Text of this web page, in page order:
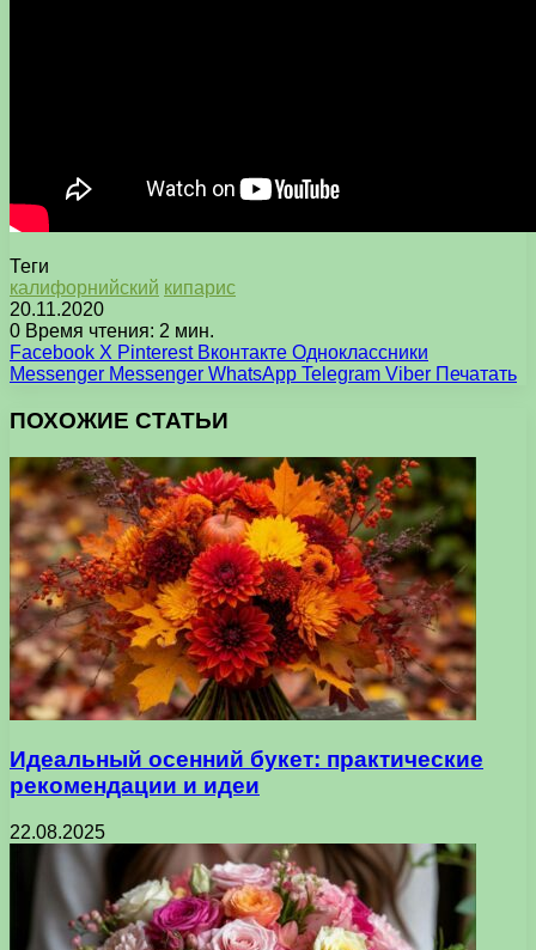
Теги
калифорнийский кипарис
20.11.2020
0 Время чтения: 2 мин.
Facebook X Pinterest Вконтакте Одноклассники
Messenger Messenger WhatsApp Telegram Viber Печатать
ПОХОЖИЕ СТАТЬИ
Идеальный осенний букет: практические
рекомендации и идеи
22.08.2025